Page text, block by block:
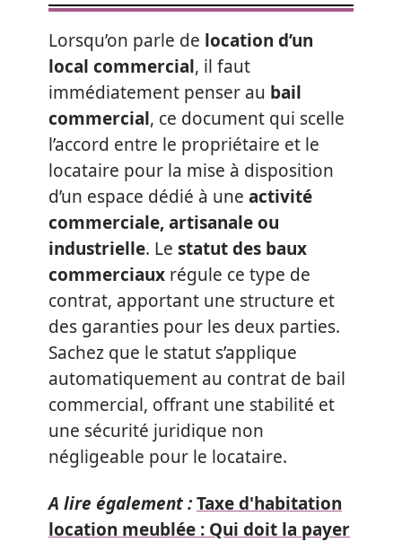
Lorsqu’on parle de location d’un
local commercial, il faut
immédiatement penser au bail
commercial, ce document qui scelle
l’accord entre le propriétaire et le
locataire pour la mise à disposition
d’un espace dédié à une activité
commerciale, artisanale ou
industrielle. Le statut des baux
commerciaux régule ce type de
contrat, apportant une structure et
des garanties pour les deux parties.
Sachez que le statut s’applique
automatiquement au contrat de bail
commercial, offrant une stabilité et
une sécurité juridique non
négligeable pour le locataire.
A lire également :Taxe d'habitation
location meublée : Qui doit la payer